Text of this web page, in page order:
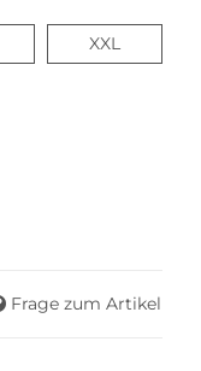
XXL
Frage zum Artikel